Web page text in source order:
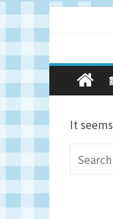
Skip
to
廣
告
與
市
It